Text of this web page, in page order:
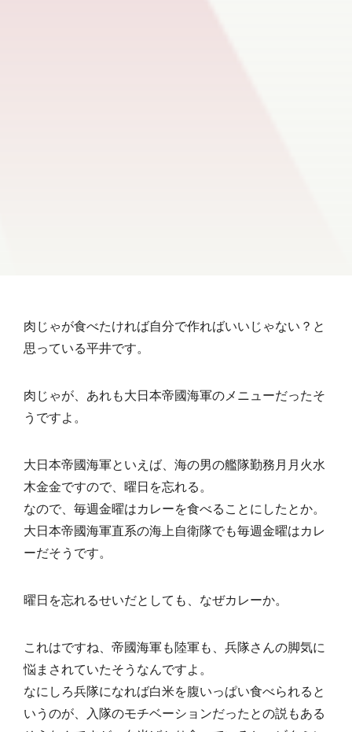
肉じゃが食べたければ自分で作ればいいじゃない？と
思っている平井です。
肉じゃが、あれも大日本帝國海軍のメニューだったそ
うですよ。
大日本帝國海軍といえば、海の男の艦隊勤務月月火水
木金金ですので、曜日を忘れる。
なので、毎週金曜はカレーを食べることにしたとか。
大日本帝國海軍直系の海上自衛隊でも毎週金曜はカレ
ーだそうです。
曜日を忘れるせいだとしても、なぜカレーか。
これはですね、帝國海軍も陸軍も、兵隊さんの脚気に
悩まされていたそうなんですよ。
なにしろ兵隊になれば白米を腹いっぱい食べられると
いうのが、入隊のモチベーションだったとの説もある